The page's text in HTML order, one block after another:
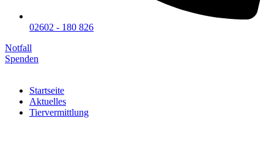
02602 - 180 826
Notfall
Spenden
Startseite
Aktuelles
Tiervermittlung